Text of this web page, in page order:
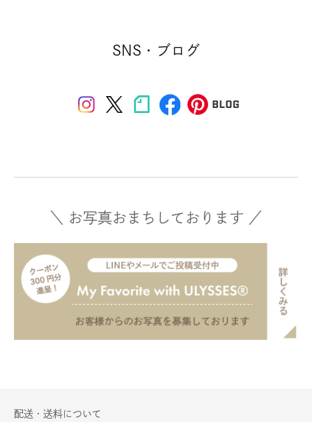
SNS・ブログ
＼ お写真おまちしております ／
配送・送料について